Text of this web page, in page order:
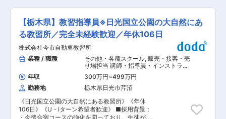
研修を通じて、数年目途で担当者として当社の土
木業務に係わる基礎的な経験や知識を習得し職場
の中核として業務を推進できる土木技術者とな
り、マネジメント経験を積んだ上で、ひいては組
織全体をリードする役割で力を発揮いただくこと
を期待しています。 ■やりがい： 東京電力グル
ープの土木部門では、発電所建設や地中送電工事
など大規模案件に携わり、調査・設計から保守運
用まで設備のライフサイクル全体に関与できま
す。多様な技術者と切磋琢磨しながら技術力を高
め、カーボンニュートラルや防災、福島復興に貢
献するやりがいある環境です。 ■組織構成 水力
発電第一線職場土木部門：約200人 年齢構成 50
です。今後の当社を支える人材として、丁寧に指
導致します。 ■担当業務詳細： ・入社直後は教
習指導員になるための知識を身に付け、その後茨
城県にある安全運転中央研修所にて資格を取得い
ただきます。21日の合宿研修となります。費用は
当社にて負担します。 ・資格取得後は教習指導員
として、生徒の指導をしていただきます。 ・生徒
数は、繁忙期は1日100人、閑散期は20〜30人ほ
どです。閑散期は営業時間を変更し、仕事帰りの
会社員などが通いやすい営業体制をとっていま
す。 ■配属部署： ・当社は13名の教習指導員が
在籍しています。50代をメインにに40代が2名、
30代が1名です。 ■特徴・魅力： ・栃木県日光国
立公園の大自然の中に位置し、周辺にはレジャー
【栃木県】教習指導員※日光国立公園の大自然にあ
る教習所／完全未経験歓迎／年休106日
株式会社今市自動車教習所
業種 / 職種
その他・各種スクール, 販売・接客・売
り場担当 講師・指導員・インストラク
ター
年収 300万円~499万円
勤務地
栃木県日光市芹沼
《日光国立公園の大自然にある教習所》《年休
106日》《U・Iターン希望者歓迎》 ■採用背景：
・今後合宿コースの強化を図っており、生徒が増